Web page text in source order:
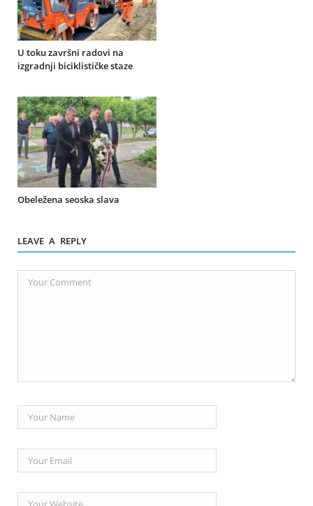
U toku završni radovi na
izgradnji biciklističke staze
Obeležena seoska slava
LEAVE A REPLY